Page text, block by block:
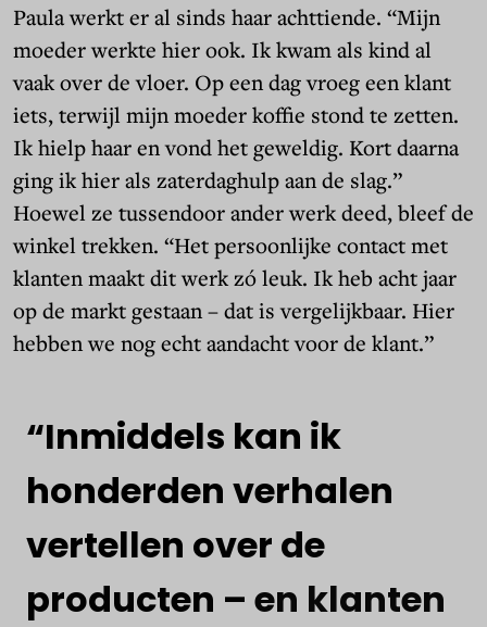
Paula werkt er al sinds haar achttiende. “Mijn
moeder werkte hier ook. Ik kwam als kind al
vaak over de vloer. Op een dag vroeg een klant
iets, terwijl mijn moeder koffie stond te zetten.
Ik hielp haar en vond het geweldig. Kort daarna
ging ik hier als zaterdaghulp aan de slag.”
Hoewel ze tussendoor ander werk deed, bleef de
winkel trekken. “Het persoonlijke contact met
klanten maakt dit werk zó leuk. Ik heb acht jaar
op de markt gestaan – dat is vergelijkbaar. Hier
hebben we nog echt aandacht voor de klant.”
“Inmiddels kan ik
honderden verhalen
vertellen over de
producten – en klanten